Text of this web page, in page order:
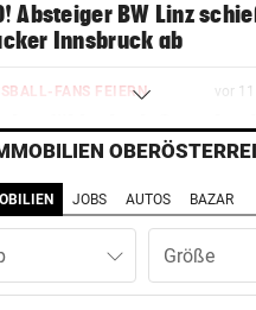
Absteiger BW Linz
Innsbruck ab
FANS FEIERN vor
dank
Kult-Sponsors
IM PKW vor 12
Bub wurde aus
Auto gerettet
JOBS AUTOS BAZAR